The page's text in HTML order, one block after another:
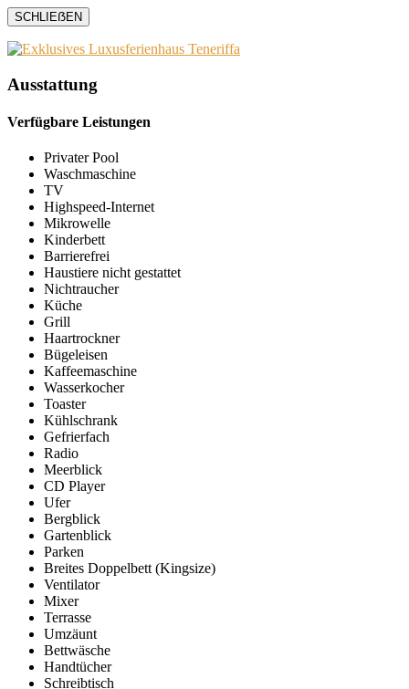
SCHLIEẞEN
Ausstattung
Verfügbare Leistungen
Privater Pool
Waschmaschine
TV
Highspeed-Internet
Mikrowelle
Kinderbett
Barrierefrei
Haustiere nicht gestattet
Nichtraucher
Küche
Grill
Haartrockner
Bügeleisen
Kaffeemaschine
Wasserkocher
Toaster
Kühlschrank
Gefrierfach
Radio
Meerblick
CD Player
Ufer
Bergblick
Gartenblick
Parken
Breites Doppelbett (Kingsize)
Ventilator
Mixer
Terrasse
Umzäunt
Bettwäsche
Handtücher
Schreibtisch